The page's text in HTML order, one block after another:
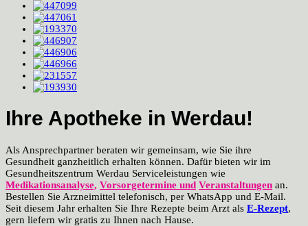
Ihre Apotheke in Werdau!
Als Ansprechpartner beraten wir gemeinsam, wie Sie ihre
Gesundheit ganzheitlich erhalten können. Dafür bieten wir im
Gesundheitszentrum Werdau Serviceleistungen wie
Medikationsanalyse, Vorsorgetermine und Veranstaltungen an.
Bestellen Sie Arzneimittel telefonisch, per WhatsApp und E-Mail.
Seit diesem Jahr erhalten Sie Ihre Rezepte beim Arzt als E-Rezept,
gern liefern wir gratis zu Ihnen nach Hause.